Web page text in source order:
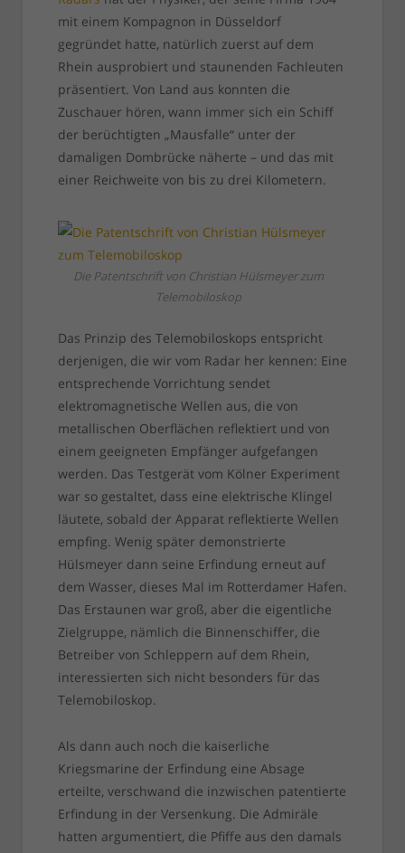
mit einem Kompagnon in Düsseldorf
gegründet hatte, natürlich zuerst auf dem
Rhein ausprobiert und staunenden Fachleuten
präsentiert. Von Land aus konnten die
Zuschauer hören, wann immer sich ein Schiff
der berüchtigten „Mausfalle“ unter der
damaligen Dombrücke näherte – und das mit
einer Reichweite von bis zu drei Kilometern.
Die Patentschrift von Christian Hülsmeyer zum
Telemobiloskop
Das Prinzip des Telemobiloskops entspricht
derjenigen, die wir vom Radar her kennen: Eine
entsprechende Vorrichtung sendet
elektromagnetische Wellen aus, die von
metallischen Oberflächen reflektiert und von
einem geeigneten Empfänger aufgefangen
werden. Das Testgerät vom Kölner Experiment
war so gestaltet, dass eine elektrische Klingel
läutete, sobald der Apparat reflektierte Wellen
empfing. Wenig später demonstrierte
Hülsmeyer dann seine Erfindung erneut auf
dem Wasser, dieses Mal im Rotterdamer Hafen.
Das Erstaunen war groß, aber die eigentliche
Zielgruppe, nämlich die Binnenschiffer, die
Betreiber von Schleppern auf dem Rhein,
interessierten sich nicht besonders für das
Telemobiloskop.
Als dann auch noch die kaiserliche
Kriegsmarine der Erfindung eine Absage
erteilte, verschwand die inzwischen patentierte
Erfindung in der Versenkung. Die Admiräle
hatten argumentiert, die Pfiffe aus den damals